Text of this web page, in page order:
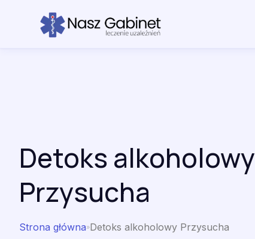
Detoks alkoholowy
Przysucha
Strona główna»Detoks alkoholowy Przysucha